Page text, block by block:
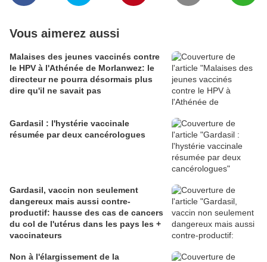
Vous aimerez aussi
Malaises des jeunes vaccinés contre
le HPV à l'Athénée de Morlanwez: le
directeur ne pourra désormais plus
dire qu'il ne savait pas
Gardasil : l'hystérie vaccinale
résumée par deux cancérologues
Gardasil, vaccin non seulement
dangereux mais aussi contre-
productif: hausse des cas de cancers
du col de l'utérus dans les pays les +
vaccinateurs
Non à l'élargissement de la